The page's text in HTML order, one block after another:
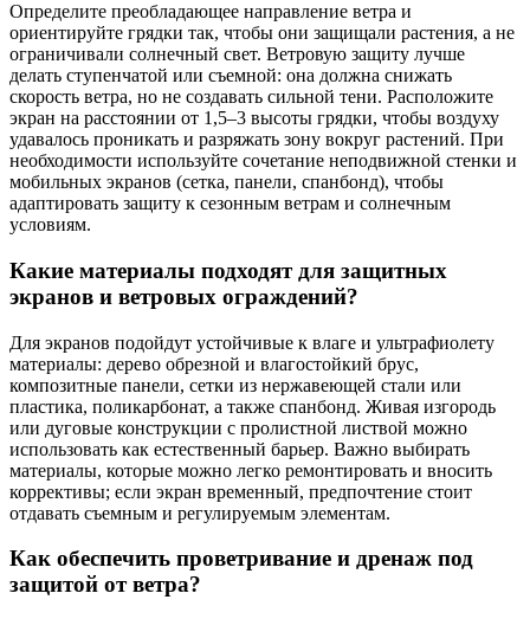
Определите преобладающее направление ветра и
ориентируйте грядки так, чтобы они защищали растения, а не
ограничивали солнечный свет. Ветровую защиту лучше
делать ступенчатой или съемной: она должна снижать
скорость ветра, но не создавать сильной тени. Расположите
экран на расстоянии от 1,5–3 высоты грядки, чтобы воздуху
удавалось проникать и разряжать зону вокруг растений. При
необходимости используйте сочетание неподвижной стенки и
мобильных экранов (сетка, панели, спанбонд), чтобы
адаптировать защиту к сезонным ветрам и солнечным
условиям.
Какие материалы подходят для защитных
экранов и ветровых ограждений?
Для экранов подойдут устойчивые к влаге и ультрафиолету
материалы: дерево обрезной и влагостойкий брус,
композитные панели, сетки из нержавеющей стали или
пластика, поликарбонат, а также спанбонд. Живая изгородь
или дуговые конструкции с пролистной листвой можно
использовать как естественный барьер. Важно выбирать
материалы, которые можно легко ремонтировать и вносить
коррективы; если экран временный, предпочтение стоит
отдавать съемным и регулируемым элементам.
Как обеспечить проветривание и дренаж под
защитой от ветра?